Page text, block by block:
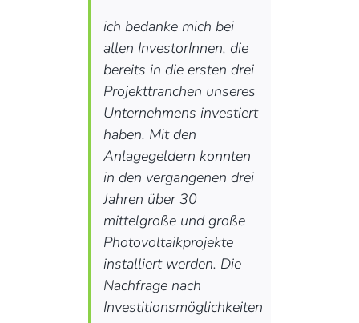
ich bedanke mich bei
allen InvestorInnen, die
bereits in die ersten drei
Projekttranchen unseres
Unternehmens investiert
haben. Mit den
Anlagegeldern konnten
in den vergangenen drei
Jahren über 30
mittelgroße und große
Photovoltaikprojekte
installiert werden. Die
Nachfrage nach
Investitionsmöglichkeiten